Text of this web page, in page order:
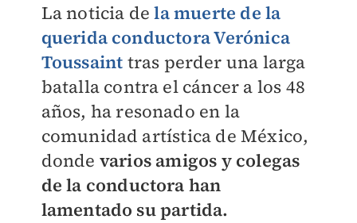
La noticia dela muerte de la
querida conductoraVerónica
Toussaint tras perder una larga
batalla contra el cáncer a los 48
años, ha resonado en la
comunidad artística de México,
donde varios amigos y colegas
de la conductora han
lamentado su partida.